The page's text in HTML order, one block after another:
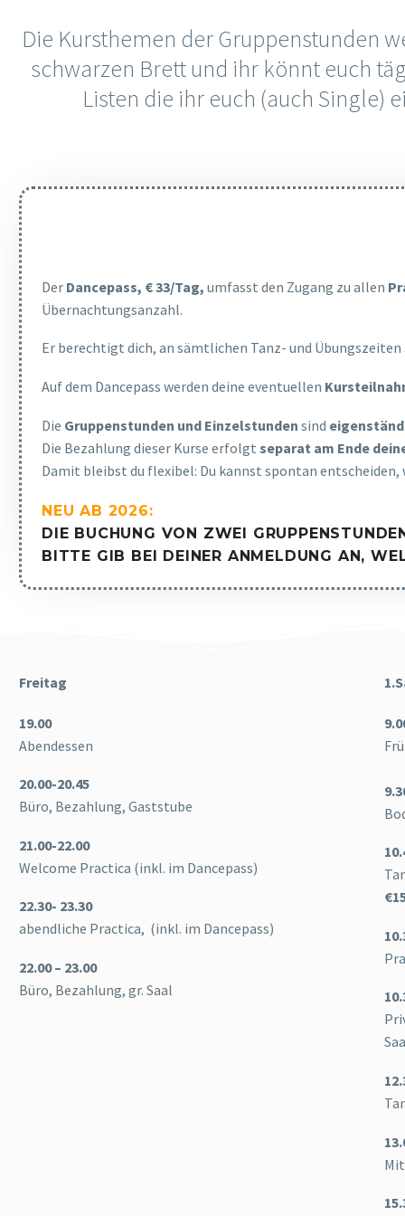
Die Kursthemen der Gruppenstunden
schwarzen Brett und ihr könnt euch
Listen die ihr euch (auch Single)
Der Dancepass, € 33/Tag, umfasst den Zugang zu allen
Übernachtungsanzahl.
Er berechtigt dich, an sämtlichen Tanz- und
Auf dem Dancepass werden deine eventuellen
Die Gruppenstunden und Einzelstunden sind
Die Bezahlung dieser Kurse erfolgt separat am Ende
Damit bleibst du flexibel: Du kannst spontan
NEU AB 2026:
DIE BUCHUNG VON ZWEI
BITTE GIB BEI DEINER ANMELDUNG AN,
Freitag
19.00
Abendessen
20.00-20.45
Büro, Bezahlung, Gaststube
21.00-22.00
Welcome Practica (inkl. im Dancepass)
22.30- 23.30
abendliche Practica, (inkl. im Dancepass)
22.00 – 23.00
Büro, Bezahlung, gr. Saal
€